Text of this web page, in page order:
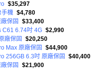
$35,297
手機 $4,780
保固
$33,400
C61 6.74吋 4G $2,990
廠保固
$20,250
Max 原廠保固
$44,900
256GB 6.3吋 原廠保固
$40,400
保固
$21,900